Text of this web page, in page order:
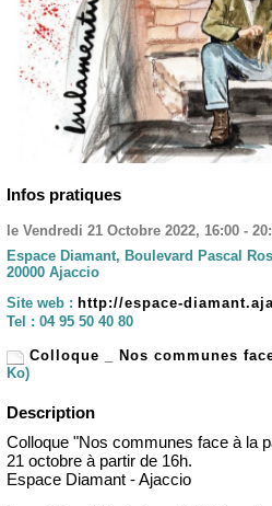
Infos pratiques
le Vendredi 21 Octobre 2022, 16:00 -
Espace Diamant, Boulevard Pascal
20000 Ajaccio
Site web : http://espace-
Tel : 04 95 50 40 80
Colloque _ Nos communes
Ko)
Description
Colloque "Nos communes face à la
21 octobre à partir de 16h.
Espace Diamant - Ajaccio